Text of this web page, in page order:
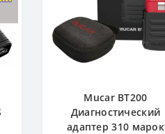
Mucar BT200
Диагностический
адаптер 310 марок